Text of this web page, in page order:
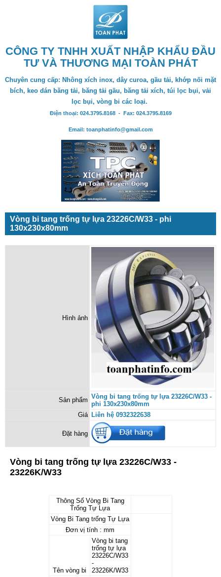
CÔNG TY TNHH XUẤT NHẬP KHẨU ĐẦU
TƯ VÀ THƯƠNG MẠI TOÀN PHÁT
Chuyên cung cấp: Nhông xích inox, dây curoa, gầu tải, khớp nối mặt
bích, keo dán băng tải, băng tải gầu, băng tải xích, túi lọc bụi, vải
lọc bụi, vòng bi các loại.
Điện thoại: 024.3795.8168 - Fax: 024.3795.8169
Email: toanphatinfo@gmail.com
Vòng bi tang trống tự lựa 23226C/W33 - phi
130x230x80mm
Hình ảnh
Sản phẩm Vòng bi tang trống tự lựa 23226C/W33 -
phi 130x230x80mm
Giá Liên hệ 0932322638
Đặt hàng
Vòng bi tang trống tự lựa 23226C/W33 -
23226K/W33
Thông Số Vòng Bi Tang
Trống Tự Lựa
Vòng Bi Tang trống Tự Lựa
Đơn vị tính : mm
Tên vòng bi
Vòng bi tang
trống tự lựa
23226C/W33
-
23226K/W33